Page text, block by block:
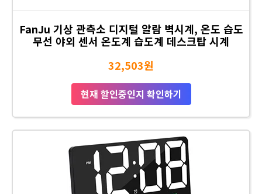
FanJu 기상 관측소 디지털 알람 벽시계, 온도 습도
무선 야외 센서 온도계 습도계 데스크탑 시계
32,503원
현재 할인중인지 확인하기